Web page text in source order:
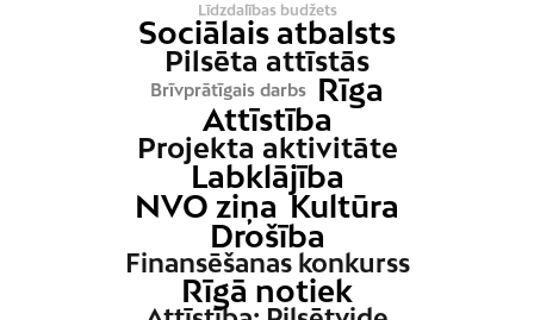
Līdzdalības budžets
Sociālais atbalsts
Pilsēta attīstās
Brīvprātīgais darbs
Rīga
Attīstība
Projekta aktivitāte
Labklājība
NVO ziņa Kultūra
Drošība
Finansēšanas konkurss
Rīgā notiek